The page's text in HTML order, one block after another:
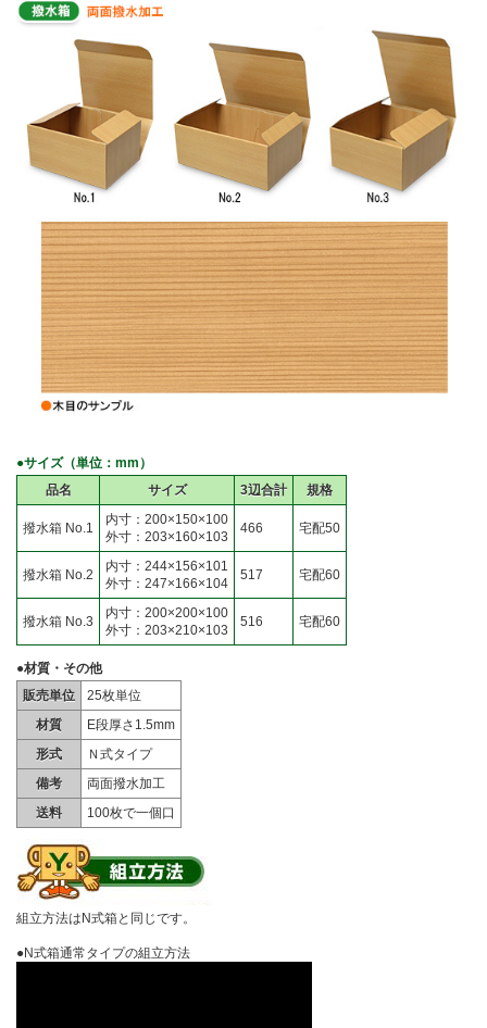
●サイズ（単位：mm）
品名
サイズ 3辺合計 規格
撥水箱 No.1
内寸：200×150×100
外寸：203×160×103
466 宅配50
撥水箱 No.2
内寸：244×156×101
外寸：247×166×104
517 宅配60
撥水箱 No.3
内寸：200×200×100
外寸：203×210×103
516 宅配60
●材質・その他
販売単位
25枚単位
材質
E段厚さ1.5mm
形式
Ｎ式タイプ
備考
両面撥水加工
送料
100枚で一個口
組立方法はN式箱と同じです。
●N式箱通常タイプの組立方法